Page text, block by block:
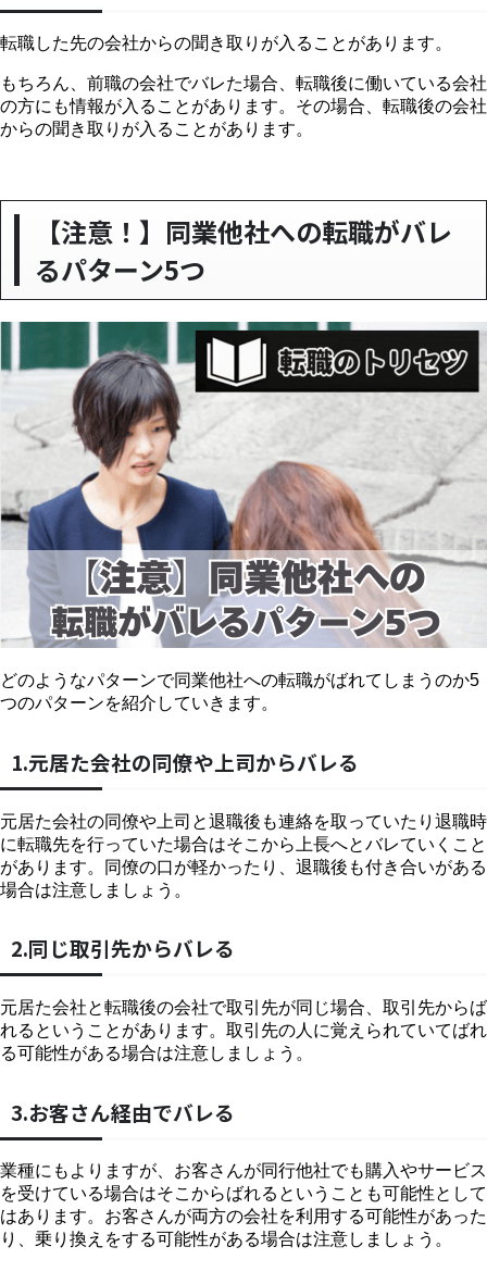
転職した先の会社からの聞き取りが入ることがあります。
もちろん、前職の会社でバレた場合、転職後に働いている会社
の方にも情報が入ることがあります。その場合、転職後の会社
からの聞き取りが入ることがあります。
【注意！】同業他社への転職がバレ
るパターン5つ
どのようなパターンで同業他社への転職がばれてしまうのか5
つのパターンを紹介していきます。
1.元居た会社の同僚や上司からバレる
元居た会社の同僚や上司と退職後も連絡を取っていたり退職時
に転職先を行っていた場合はそこから上長へとバレていくこと
があります。同僚の口が軽かったり、退職後も付き合いがある
場合は注意しましょう。
2.同じ取引先からバレる
元居た会社と転職後の会社で取引先が同じ場合、取引先からば
れるということがあります。取引先の人に覚えられていてばれ
る可能性がある場合は注意しましょう。
3.お客さん経由でバレる
業種にもよりますが、お客さんが同行他社でも購入やサービス
を受けている場合はそこからばれるということも可能性として
はあります。お客さんが両方の会社を利用する可能性があった
り、乗り換えをする可能性がある場合は注意しましょう。